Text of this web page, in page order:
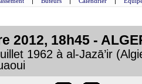
2012, 18h45 -
1962 à al-Jazā’ir